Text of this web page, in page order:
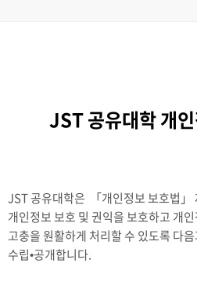
JST 공유대학 개
JST 공유대학은 「개인정보 보호법」
개인정보 보호 및 권익을 보호하고 개
고충을 원활하게 처리할 수 있도록 다
수립•공개합니다.